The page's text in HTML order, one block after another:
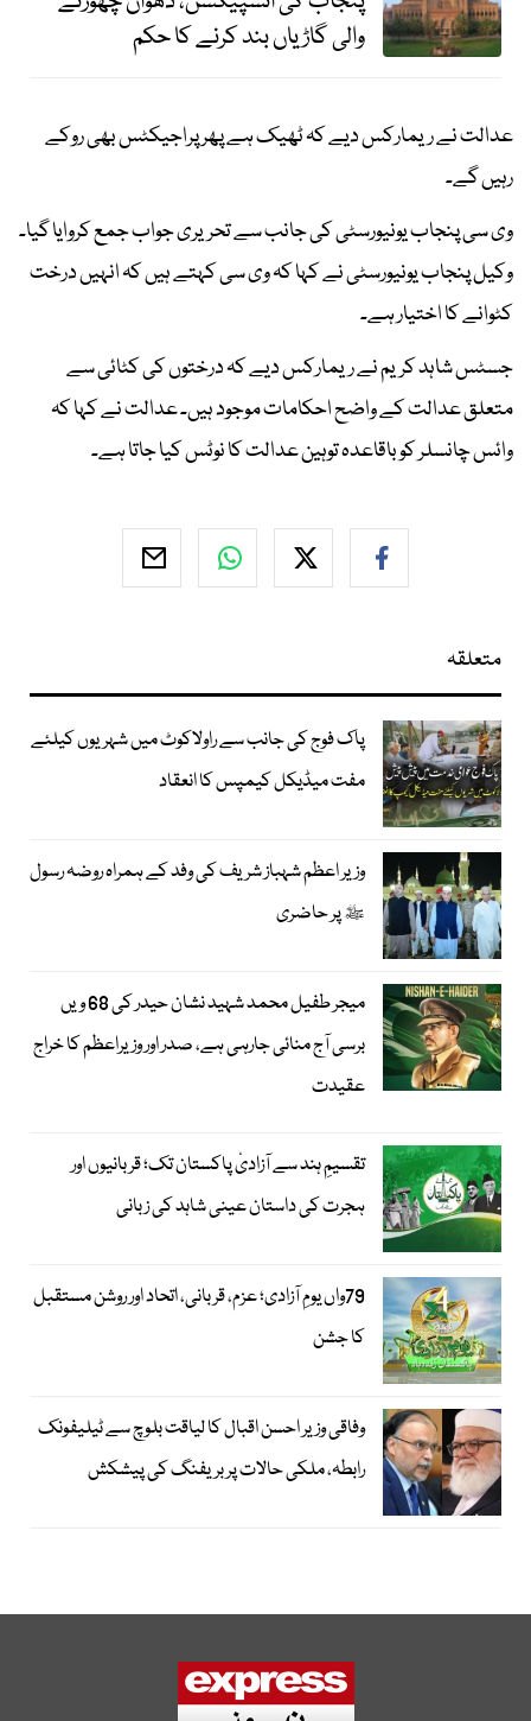
والی گاڑیاں بند کرنے کا حکم
عدالت نے ریمارکس دیے کہ ٹھیک ہے پھر پراجیکٹس بھی روکے
رہیں گے۔
وی سی پنجاب یونیورسٹی کی جانب سے تحریری جواب جمع کروایا گیا۔
وکیل پنجاب یونیورسٹی نے کہا کہ وی سی کہتے ہیں کہ انہیں درخت
کٹوانے کا اختیار ہے۔
جسٹس شاہد کریم نے ریمارکس دیے کہ درختوں کی کٹائی سے
متعلق عدالت کے واضح احکامات موجود ہیں۔ عدالت نے کہا کہ
وائس چانسلر کو باقاعدہ توہین عدالت کا نوٹس کیا جاتا ہے۔
متعلقہ
پاک فوج کی جانب سے راولاکوٹ میں شہریوں کیلئے
مفت میڈیکل کیمپس کا انعقاد
وزیر اعظم شہباز شریف کی وفد کے ہمراہ روضہ رسول
ﷺ پر حاضری
میجر طفیل محمد شہید نشان حیدر کی 68 ویں
برسی آج منائی جارہی ہے، صدر اور وزیراعظم کا خراج
عقیدت
تقسیمِ ہند سے آزادیٔ پاکستان تک؛ قربانیوں اور
ہجرت کی داستان عینی شاہد کی زبانی
79واں یومِ آزادی؛ عزم، قربانی، اتحاد اور روشن مستقبل
کا جشن
وفاقی وزیر احسن اقبال کا لیاقت بلوچ سے ٹیلیفونک
رابطہ، ملکی حالات پر بریفنگ کی پیشکش